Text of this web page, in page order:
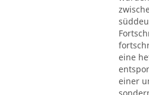
eine
einer